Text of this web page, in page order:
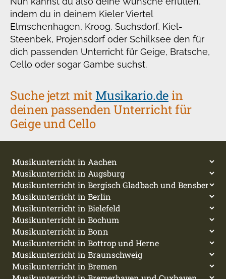
indem du in deinem Kieler Viertel
Elmschenhagen, Kroog, Suchsdorf, Kiel-
Steenbek, Projensdorf oder Schilksee den für
dich passenden Unterricht für Geige, Bratsche,
Cello oder sogar Gambe suchst.
Suche jetzt mit Musikario.dein
deinen passenden Unterricht für
Geige und Cello